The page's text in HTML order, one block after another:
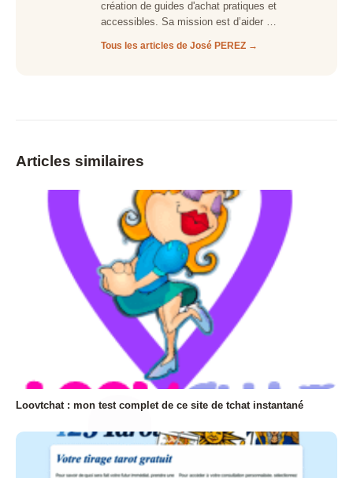
création de guides d'achat pratiques et
accessibles. Sa mission est d’aider …
Tous les articles de José PEREZ →
Articles similaires
Loovtchat : mon test complet de ce site de tchat instantané